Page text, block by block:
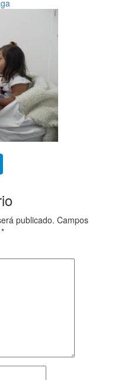
publicado. Campos
*